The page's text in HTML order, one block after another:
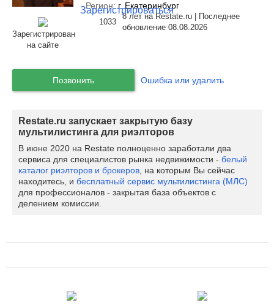
Зарегистрироваться
Зарегистрирован
на сайте
Регион: г. Екатеринбург
1033
8 лет на Restate.ru | Последнее
обновление 08.08.2026
Позвонить Ошибка или удалить
Restate.ru запускает закрытую базу
мультилистинга для риэлторов
В июне 2020 на Restate полноценно заработали два
сервиса для специалистов рынка недвижимости - белый
каталог риэлторов и брокеров, на которым Вы сейчас
находитесь, и бесплатный сервис мультилистинга (МЛС)
для профессионалов - закрытая база объектов с
делением комиссии.